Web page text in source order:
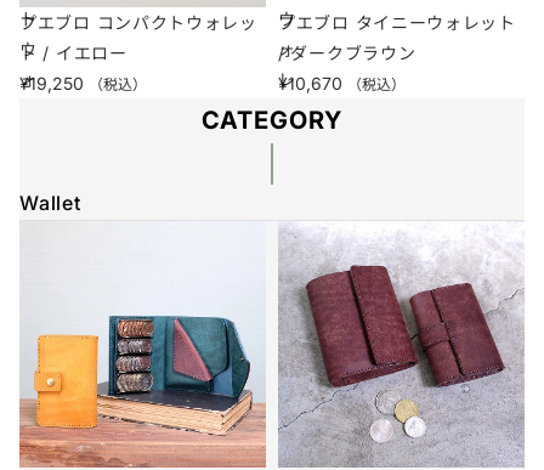
ト
ウ
ォ
/
プエブロ コンパクトウォレッ
ト / イエロー
¥19,250
（税込）
ウ
ォ
レ
ッ
ー
ク
ブ
ラ
ウ
ン
プエブロ タイニーウォレット
/ ダークブラウン
¥10,670
（税込）
CATEGORY
Wallet